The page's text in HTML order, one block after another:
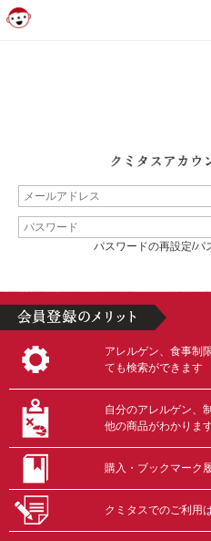
パスワードの再設定/パ
アレルゲン、食事制
ても検索ができます
自分のアレルゲン、
他の商品がわかりま
購入・ブックマーク
クミタスでのご利用